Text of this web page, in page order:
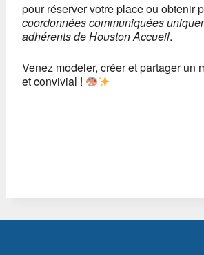
pour réserver votre place ou obtenir
coordonnées communiquées
adhérents de Houston Accueil.
Venez modeler, créer et partager un
et convivial !